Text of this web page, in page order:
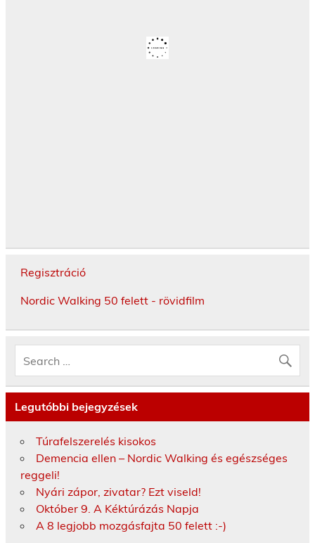
Regisztráció
Nordic Walking 50 felett - rövidfilm
Legutóbbi bejegyzések
Túrafelszerelés kisokos
Demencia ellen – Nordic Walking és egészséges
reggeli!
Nyári zápor, zivatar? Ezt viseld!
Október 9. A Kéktúrázás Napja
A 8 legjobb mozgásfajta 50 felett :-)